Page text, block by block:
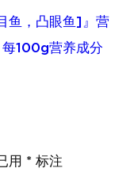
鱼，凸眼鱼]』营
100g营养成分
用 * 标注